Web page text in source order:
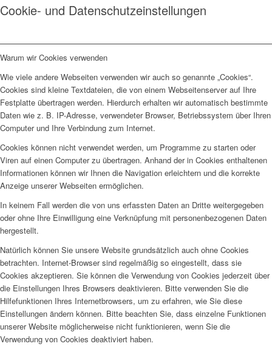
Cookie- und Datenschutzeinstellungen
Warum wir Cookies verwenden
Wie viele andere Webseiten verwenden wir auch so genannte „Cookies“.
Cookies sind kleine Textdateien, die von einem Webseitenserver auf Ihre
Festplatte übertragen werden. Hierdurch erhalten wir automatisch bestimmte
Daten wie z. B. IP-Adresse, verwendeter Browser, Betriebssystem über Ihren
Computer und Ihre Verbindung zum Internet.
Cookies können nicht verwendet werden, um Programme zu starten oder
Viren auf einen Computer zu übertragen. Anhand der in Cookies enthaltenen
Informationen können wir Ihnen die Navigation erleichtern und die korrekte
Anzeige unserer Webseiten ermöglichen.
In keinem Fall werden die von uns erfassten Daten an Dritte weitergegeben
oder ohne Ihre Einwilligung eine Verknüpfung mit personenbezogenen Daten
hergestellt.
Natürlich können Sie unsere Website grundsätzlich auch ohne Cookies
betrachten. Internet-Browser sind regelmäßig so eingestellt, dass sie
Cookies akzeptieren. Sie können die Verwendung von Cookies jederzeit über
die Einstellungen Ihres Browsers deaktivieren. Bitte verwenden Sie die
Hilfefunktionen Ihres Internetbrowsers, um zu erfahren, wie Sie diese
Einstellungen ändern können. Bitte beachten Sie, dass einzelne Funktionen
unserer Website möglicherweise nicht funktionieren, wenn Sie die
Verwendung von Cookies deaktiviert haben.